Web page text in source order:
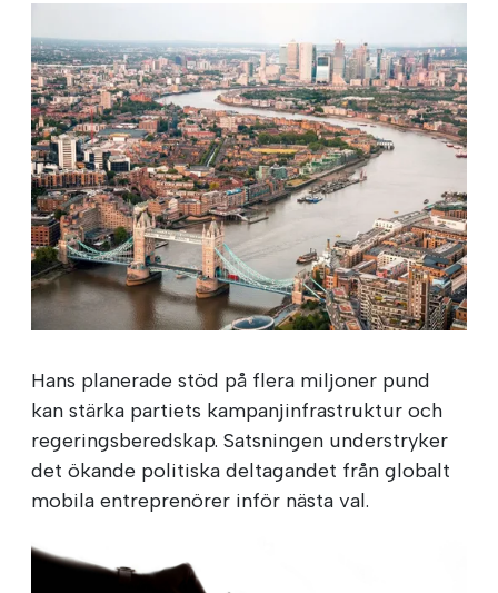
Hans planerade stöd på flera miljoner pund
kan stärka partiets kampanjinfrastruktur och
regeringsberedskap. Satsningen understryker
det ökande politiska deltagandet från globalt
mobila entreprenörer inför nästa val.